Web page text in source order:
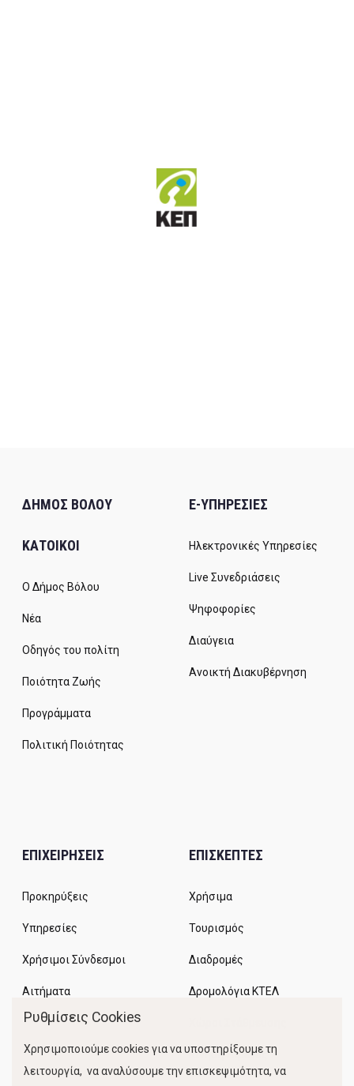
ΔΗΜΟΣ ΒΟΛΟΥ
ΚΑΤΟΙΚΟΙ
Ο Δήμος Βόλου
Νέα
Οδηγός του πολίτη
Ποιότητα Ζωής
Προγράμματα
Πολιτική Ποιότητας
E-ΥΠΗΡΕΣΙΕΣ
Ηλεκτρονικές Υπηρεσίες
Live Συνεδριάσεις
Ψηφοφορίες
Διαύγεια
Ανοικτή Διακυβέρνηση
ΕΠΙΧΕΙΡΗΣΕΙΣ
Προκηρύξεις
Υπηρεσίες
Χρήσιμοι Σύνδεσμοι
Αιτήματα
ΕΠΙΣΚΕΠΤΕΣ
Χρήσιμα
Τουρισμός
Διαδρομές
Δρομολόγια ΚΤΕΛ
Κίνηση Λιμένος
Ρυθμίσεις Cookies
Χρησιμοποιούμε cookies για να υποστηρίξουμε τη
λειτουργία, να αναλύσουμε την επισκεψιμότητα, να